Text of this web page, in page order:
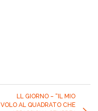
LL GIORNO – “IL MIO
VOLO AL QUADRATO CHE